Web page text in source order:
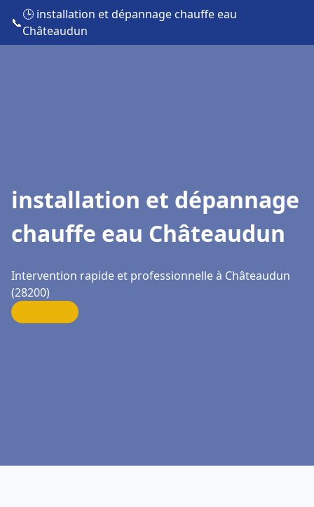
📞
🕒 installation et dépannage chauffe eau
Châteaudun
installation et dépannage
chauffe eau Châteaudun
Intervention rapide et professionnelle à Châteaudun
(28200)